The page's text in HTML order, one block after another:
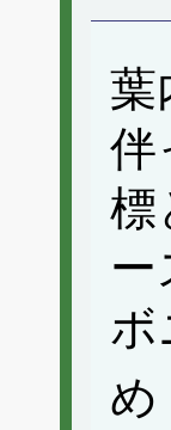
葉
伴
標
ボ
め